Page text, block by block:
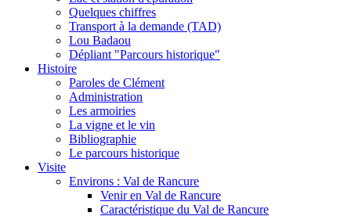
Quelques chiffres
Transport à la demande (TAD)
Lou Badaou
Dépliant "Parcours historique"
Histoire
Paroles de Clément
Administration
Les armoiries
La vigne et le vin
Bibliographie
Le parcours historique
Visite
Environs : Val de Rancure
Venir en Val de Rancure
Caractéristique du Val de Rancure